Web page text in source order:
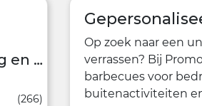
Personlijke Onderzetters
Heupflessen
Bekijk meer drankcategorieën
Vrijetijdsbesteding en Buitenshuis Producten
(266)
Op zoek naar een
verrassen? Bij
barbecues voor
buitenactiviteiten